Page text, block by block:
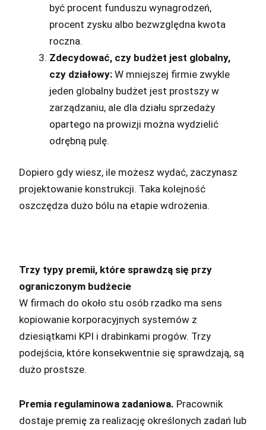
być procent funduszu wynagrodzeń,
procent zysku albo bezwzględna kwota
roczna.
Zdecydować, czy budżet jest globalny,
czy działowy:W mniejszej firmie zwykle
jeden globalny budżet jest prostszy w
zarządzaniu, ale dla działu sprzedaży
opartego na prowizji można wydzielić
odrębną pulę.
Dopiero gdy wiesz, ile możesz wydać, zaczynasz
projektowanie konstrukcji. Taka kolejność
oszczędza dużo bólu na etapie wdrożenia.
Trzy typy premii, które sprawdzą się przy
ograniczonym budżecie
W firmach do około stu osób rzadko ma sens
kopiowanie korporacyjnych systemów z
dziesiątkami KPI i drabinkami progów. Trzy
podejścia, które konsekwentnie się sprawdzają, są
dużo prostsze.
Premia regulaminowa zadaniowa. Pracownik
dostaje premię za realizację określonych zadań lub